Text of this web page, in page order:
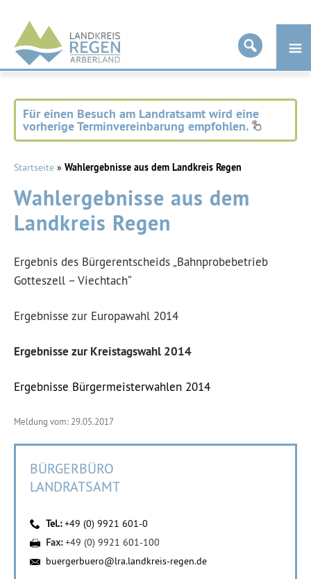
Landkreis
Regen
Für einen Besuch am Landratsamt wird eine
vorherige Terminvereinbarung empfohlen.
Startseite » Wahlergebnisse aus dem Landkreis Regen
Wahlergebnisse aus dem
Landkreis Regen
Ergebnis des Bürgerentscheids „Bahnprobebetrieb
Gotteszell – Viechtach“
Ergebnisse zur Europawahl 2014
Ergebnisse zur Kreistagswahl 2014
Ergebnisse Bürgermeisterwahlen 2014
Meldung vom: 29.05.2017
BÜRGERBÜRO
LANDRATSAMT
Tel.:+49 (0) 9921 601-0
Fax:+49 (0) 9921 601-100
buergerbuero@lra.landkreis-regen.de